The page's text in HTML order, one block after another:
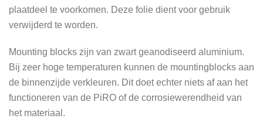
plaatdeel te voorkomen. Deze folie dient voor gebruik
verwijderd te worden.
Mounting blocks zijn van zwart geanodiseerd aluminium.
Bij zeer hoge temperaturen kunnen de mountingblocks aan
de binnenzijde verkleuren. Dit doet echter niets af aan het
functioneren van de PiRO of de corrosiewerendheid van
het materiaal.